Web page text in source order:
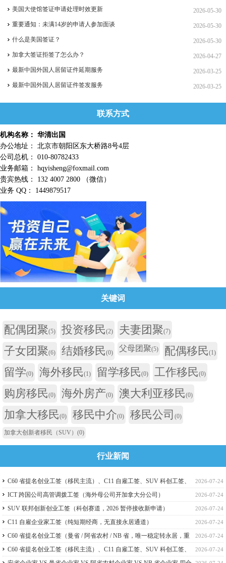
2026-05-30
美国大使馆签证申请处理时效更新
2026-05-30
重要通知：未满14岁的申请人参加面谈
2026-05-30
什么是美国签证？
2026-04-27
加拿大签证拒签了怎么办？
2026-03-25
最新中国外国人居留证件延期服务
2026-03-25
最新中国外国人居留证件签发服务
联系方式
机构名称： 华清出国
办公地址： 北京市朝阳区东大桥路8号4层
公司总机： 010-80782433
业务邮箱： hqyisheng@foxmail.com
贵宾热线： 132 4007 2800 （微信）
业务 QQ： 1449879517
关键词
配偶团聚(5) 投资移民(2) 夫妻团聚(7)
子女团聚(6) 结婚移民(0) 父母团聚(5) 配偶移民(1)
留学(0) 海外移民(1) 留学移民(0) 工作移民(0)
购房移民(0) 海外房产(0) 澳大利亚移民(0)
加拿大移民(0) 移民中介(0) 移民公司 (0)
加拿大创新者移民（SUV） (0)
行业新闻
2026-07-24
C60 省提名创业工签（移民主流）、C11 自雇工签、SUV 科创工签、
ICT 跨国高管工签比较
2026-07-24
ICT 跨国公司高管调拨工签（海外母公司开加拿大分公司）
2026-07-24
SUV 联邦创新创业工签（科创赛道，2026 暂停接收新申请）
2026-07-24
C11 自雇企业家工签（纯短期经商，无直接永居通道）
2026-07-24
C60 省提名创业工签（曼省 / 阿省农村 / NB 省，唯一稳定转永居，重
点）
2026-07-24
C60 省提名创业工签（移民主流）、C11 自雇工签、SUV 科创工签、